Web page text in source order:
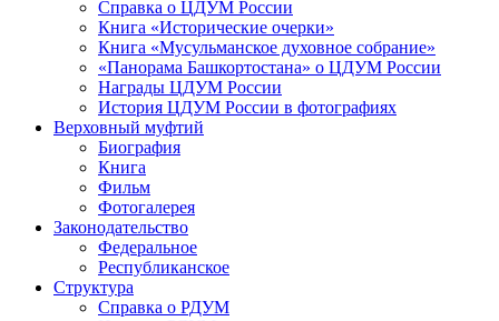
Справка о ЦДУМ России
Книга «Исторические очерки»
Книга «Мусульманское духовное собрание»
«Панорама Башкортостана» о ЦДУМ России
Награды ЦДУМ России
История ЦДУМ России в фотографиях
Верховный муфтий
Биография
Книга
Фильм
Фотогалерея
Законодательство
Федеральное
Республиканское
Структура
Справка о РДУМ